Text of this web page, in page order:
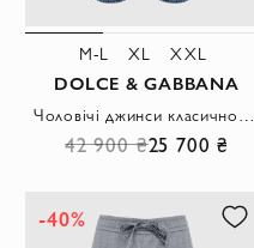
M-L XL XXL
DOLCE & GABBANA
Чоловічі джинси класичного крою із середньою посадкою
42 900 ₴25 700 ₴
-40%